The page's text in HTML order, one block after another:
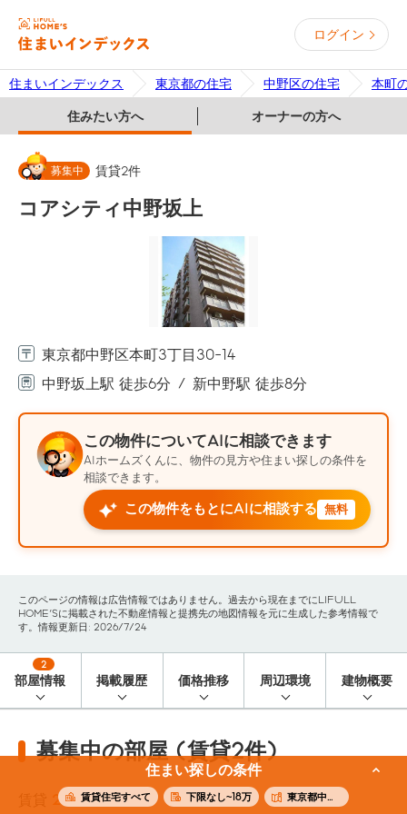
ログイン
住まいインデックス 東京都の住宅 中野区の住宅 本町
住みたい方へ オーナーの方へ
住まい探しの条件
賃貸住宅すべて 下限なし~18万 東京都中野区
募集中 賃貸2件
コアシティ中野坂上
東京都中野区本町3丁目30-14
中野坂上駅 徒歩6分
新中野駅 徒歩8分
この物件についてAIに相談できます
AIホームズくんに、物件の見方や住まい探しの条件を
相談できます。
この物件をもとにAIに相談する 無料
このページの情報は広告情報ではありません。過去から現在までにLIFULL
HOME'Sに掲載された不動産情報と提携先の地図情報を元に生成した参考情報で
す。情報更新日: 2026/7/24
部屋情報
2
掲載履歴 価格推移 周辺環境 建物概要
募集中の部屋 (賃貸2件)
2 件